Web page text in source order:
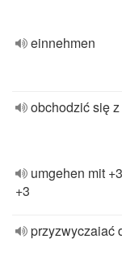
einnehmen
obchodzić się
umgehen mit
+3
przyzwyczaiać